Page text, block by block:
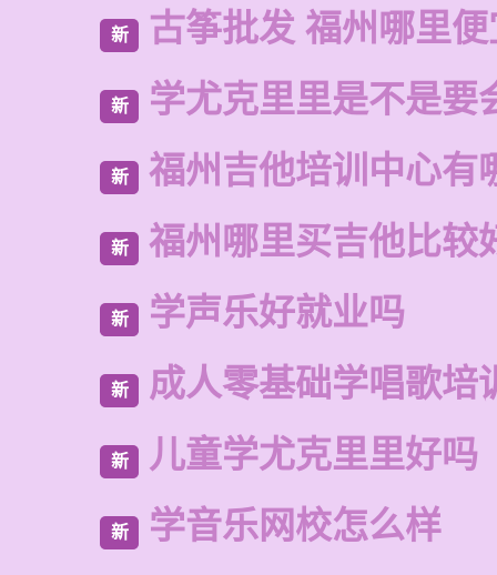
新 古筝批发 福州哪里
新 学尤克里里是不是要
新 福州吉他培训中心有
新 福州哪里买吉他比较
新 学声乐好就业吗
新 成人零基础学唱歌培
新 儿童学尤克里里好吗
新 学音乐网校怎么样